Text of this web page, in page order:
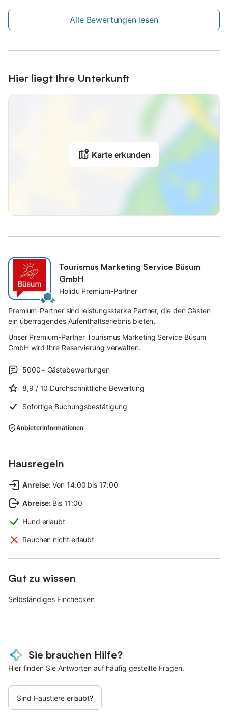
Alle Bewertungen lesen
Hier liegt Ihre Unterkunft
Karte erkunden
Tourismus Marketing Service Büsum
GmbH
Holidu Premium-Partner
Premium-Partner sind leistungsstarke Partner, die den Gästen
ein überragendes Aufenthaltserlebnis bieten.
Unser Premium-Partner Tourismus Marketing Service Büsum
GmbH wird Ihre Reservierung verwalten.
5000+ Gästebewertungen
8,9 / 10 Durchschnittliche Bewertung
Sofortige Buchungsbestätigung
Anbieterinformationen
Hausregeln
Anreise: Von 14:00 bis 17:00
Abreise: Bis 11:00
Hund erlaubt
Rauchen nicht erlaubt
Gut zu wissen
Selbständiges Einchecken
Sie brauchen Hilfe?
Hier finden Sie Antworten auf häufig gestellte Fragen.
Sind Haustiere erlaubt?